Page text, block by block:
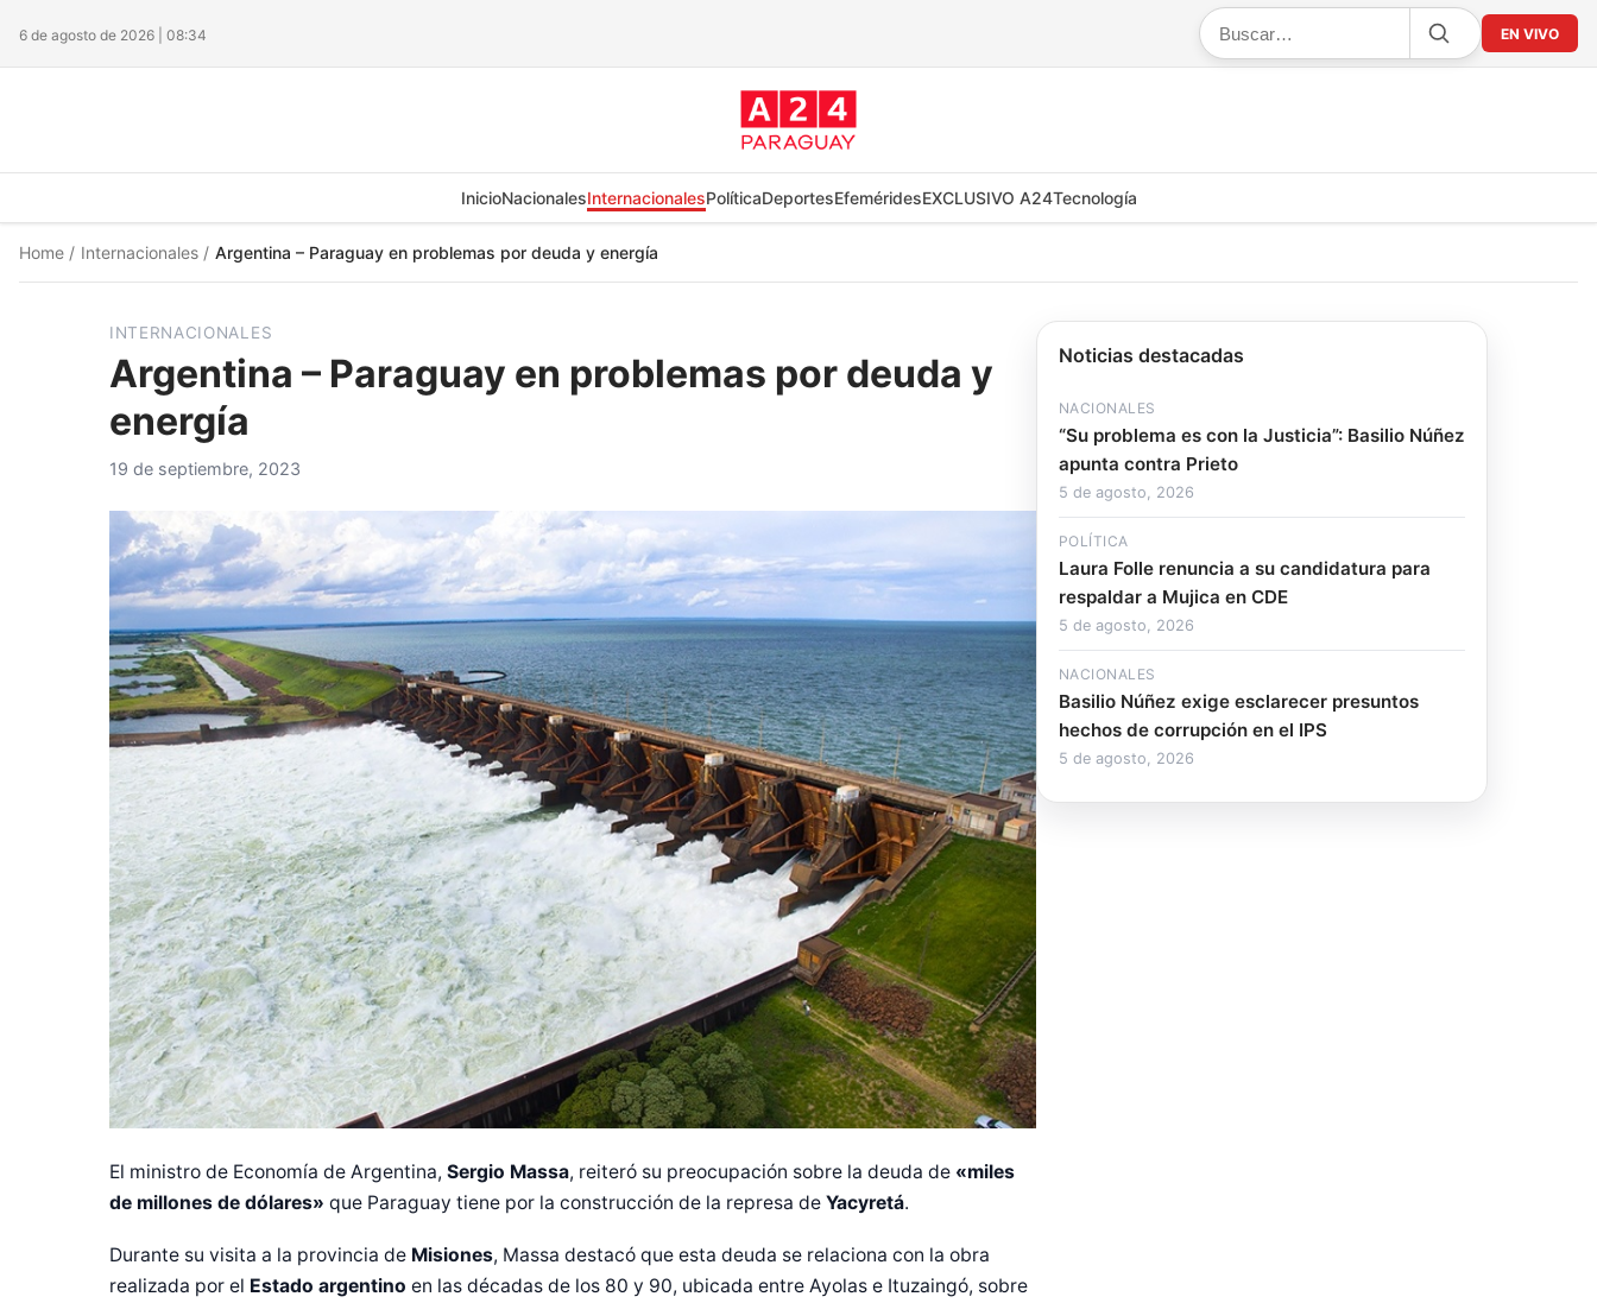
6 de agosto de 2026 | 08:34 EN VIVO
InicioNacionalesInternacionalesPolíticaDeportesEfeméridesEXCLUSIVO A24Tecnología
Home / Internacionales / Argentina – Paraguay en problemas por deuda y energía
INTERNACIONALES
Argentina – Paraguay en problemas por deuda y
energía
19 de septiembre, 2023
El ministro de Economía de Argentina, Sergio Massa, reiteró su preocupación sobre la deuda de «miles
de millones de dólares» que Paraguay tiene por la construcción de la represa de Yacyretá.
Durante su visita a la provincia de Misiones, Massa destacó que esta deuda se relaciona con la obra
realizada por el Estado argentino en las décadas de los 80 y 90, ubicada entre Ayolas e Ituzaingó, sobre
Noticias destacadas
NACIONALES
“Su problema es con la Justicia”: Basilio Núñez
apunta contra Prieto
5 de agosto, 2026
POLÍTICA
Laura Folle renuncia a su candidatura para
respaldar a Mujica en CDE
5 de agosto, 2026
NACIONALES
Basilio Núñez exige esclarecer presuntos
hechos de corrupción en el IPS
5 de agosto, 2026